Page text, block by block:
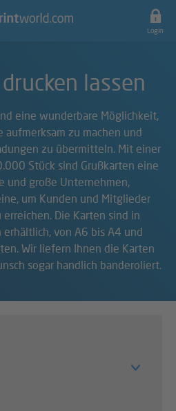
Login
lassen
eine wunderbare Möglichkeit,
aufmerksam zu machen und
zu übermitteln. Mit einer
Stück sind Grußkarten eine
und große Unternehmen,
um Kunden und Mitglieder
Die Karten sind in
von A6 bis A4 und
Wir liefern Ihnen die Karten
sogar handlich banderoliert.